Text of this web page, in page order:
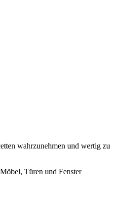
wahrzunehmen und wertig zu
Türen und Fenster